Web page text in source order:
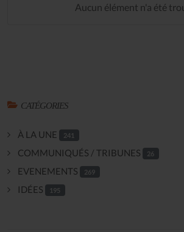
Aucun élément n'a été
CATÉGORIES
À LA UNE 241
COMMUNIQUÉS / TRIBUNES 26
EVENEMENTS 269
IDÉES 195